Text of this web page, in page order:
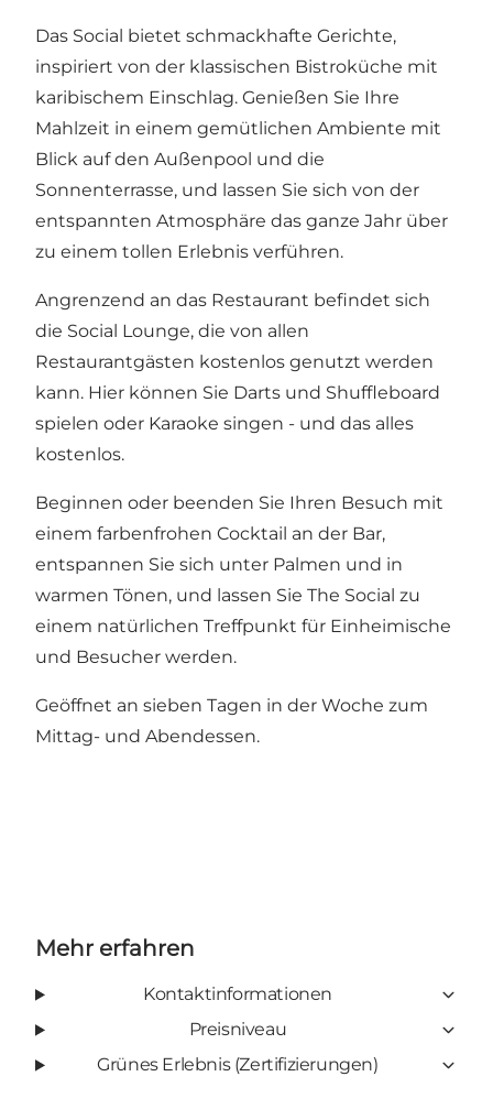
Das Social bietet schmackhafte Gerichte,
inspiriert von der klassischen Bistroküche mit
karibischem Einschlag. Genießen Sie Ihre
Mahlzeit in einem gemütlichen Ambiente mit
Blick auf den Außenpool und die
Sonnenterrasse, und lassen Sie sich von der
entspannten Atmosphäre das ganze Jahr über
zu einem tollen Erlebnis verführen.
Angrenzend an das Restaurant befindet sich
die Social Lounge, die von allen
Restaurantgästen kostenlos genutzt werden
kann. Hier können Sie Darts und Shuffleboard
spielen oder Karaoke singen - und das alles
kostenlos.
Beginnen oder beenden Sie Ihren Besuch mit
einem farbenfrohen Cocktail an der Bar,
entspannen Sie sich unter Palmen und in
warmen Tönen, und lassen Sie The Social zu
einem natürlichen Treffpunkt für Einheimische
und Besucher werden.
Geöffnet an sieben Tagen in der Woche zum
Mittag- und Abendessen.
Mehr erfahren
Kontaktinformationen
Preisniveau
Grünes Erlebnis (Zertifizierungen)